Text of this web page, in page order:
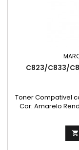
C823/C833/
Toner Compativel
Cor: Amarelo
com base na
rendimento real
conteúdo das 